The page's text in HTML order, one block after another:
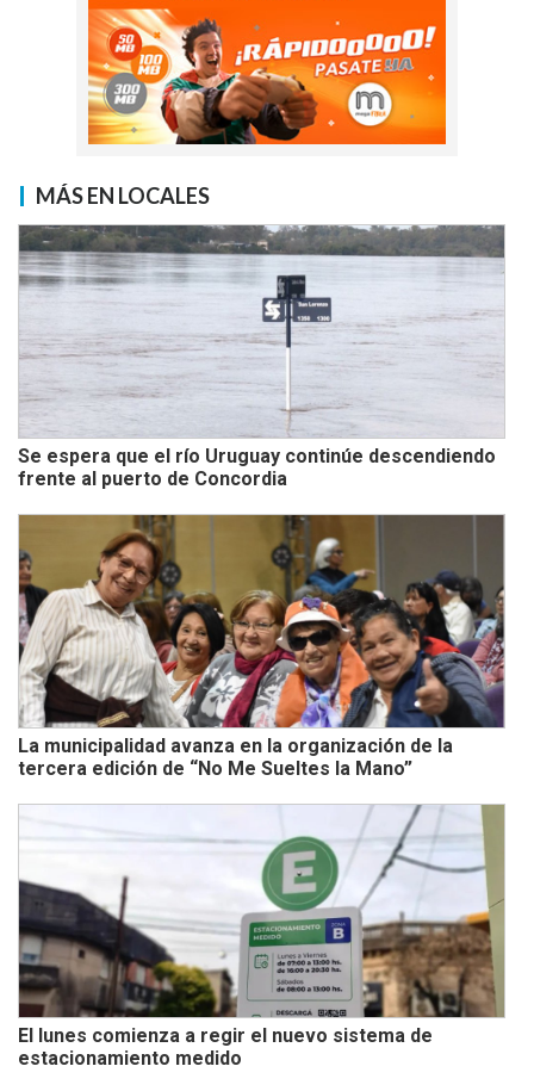
MÁS EN LOCALES
Se espera que el río Uruguay continúe descendiendo
frente al puerto de Concordia
La municipalidad avanza en la organización de la
tercera edición de “No Me Sueltes la Mano”
El lunes comienza a regir el nuevo sistema de
estacionamiento medido